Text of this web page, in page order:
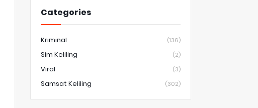
Categories
Kriminal (136)
Sim Keliling (2)
Viral (3)
Samsat Keliling (302)